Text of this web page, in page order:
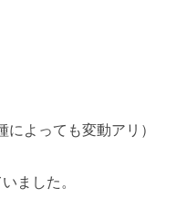
によっても変動アリ）
ました。